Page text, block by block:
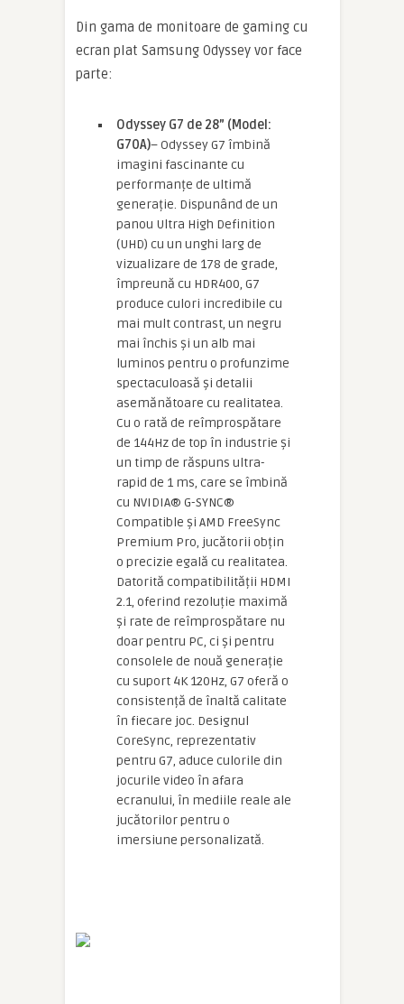
Din gama de monitoare de gaming cu
ecran plat Samsung Odyssey vor face
parte:
Odyssey G7 de 28” (Model:
G70A)– Odyssey G7 îmbină
imagini fascinante cu
performanțe de ultimă
generație. Dispunând de un
panou Ultra High Definition
(UHD) cu un unghi larg de
vizualizare de 178 de grade,
împreună cu HDR400, G7
produce culori incredibile cu
mai mult contrast, un negru
mai închis și un alb mai
luminos pentru o profunzime
spectaculoasă și detalii
asemănătoare cu realitatea.
Cu o rată de reîmprospătare
de 144Hz de top în industrie și
un timp de răspuns ultra-
rapid de 1 ms, care se îmbină
cu NVIDIA® G-SYNC®
Compatible și AMD FreeSync
Premium Pro, jucătorii obțin
o precizie egală cu realitatea.
Datorită compatibilității HDMI
2.1, oferind rezoluție maximă
și rate de reîmprospătare nu
doar pentru PC, ci și pentru
consolele de nouă generație
cu suport 4K 120Hz, G7 oferă o
consistență de înaltă calitate
în fiecare joc. Designul
CoreSync, reprezentativ
pentru G7, aduce culorile din
jocurile video în afara
ecranului, în mediile reale ale
jucătorilor pentru o
imersiune personalizată.